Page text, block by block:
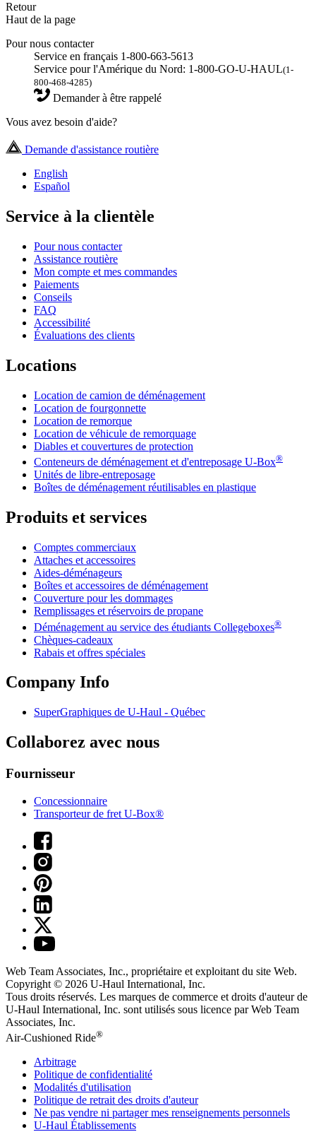
Retour
Haut de la page
Pour nous contacter
Service en français 1-800-663-5613
Service pour l'Amérique du Nord: 1-800-GO-U-HAUL(1-
800-468-4285)
Demander à être rappelé
Vous avez besoin d'aide?
Demande d'assistance routière
English
Español
Service à la clientèle
Pour nous contacter
Assistance routière
Mon compte et mes commandes
Paiements
Conseils
FAQ
Accessibilité
Évaluations des clients
Locations
Location de camion de déménagement
Location de fourgonnette
Location de remorque
Location de véhicule de remorquage
Diables et couvertures de protection
Conteneurs de déménagement et d'entreposage U-Box®
Unités de libre-entreposage
Boîtes de déménagement réutilisables en plastique
Produits et services
Comptes commerciaux
Attaches et accessoires
Aides-déménageurs
Boîtes et accessoires de déménagement
Couverture pour les dommages
Remplissages et réservoirs de propane
Déménagement au service des étudiants Collegeboxes®
Chèques-cadeaux
Rabais et offres spéciales
Company Info
SuperGraphiques de U-Haul - Québec
Collaborez avec nous
Fournisseur
Concessionnaire
Transporteur de fret U-Box®
Web Team Associates, Inc., propriétaire et exploitant du site Web.
Copyright © 2026 U-Haul International, Inc.
Tous droits réservés. Les marques de commerce et droits d'auteur de
U-Haul International, Inc. sont utilisés sous licence par Web Team
Associates, Inc.
Air-Cushioned Ride®
Arbitrage
Politique de confidentialité
Modalités d'utilisation
Politique de retrait des droits d'auteur
Ne pas vendre ni partager mes renseignements personnels
U-Haul Établissements